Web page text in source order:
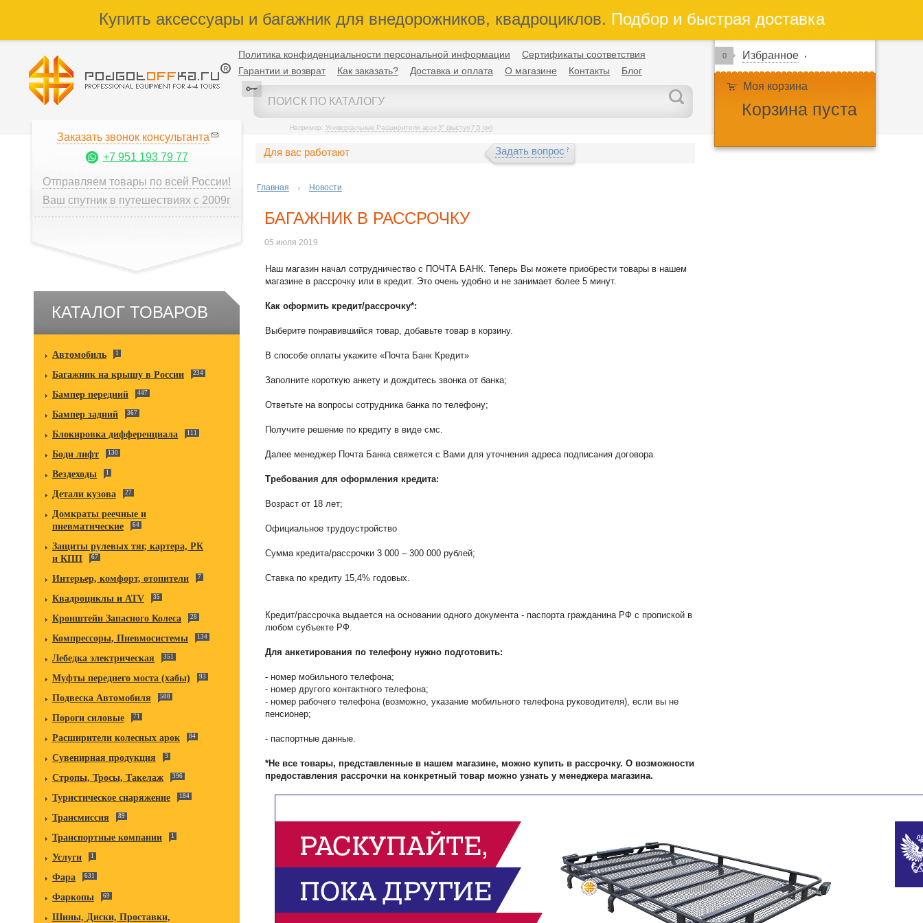
Купить аксессуары и багажник для внедорожников, квадроциклов.Подбор и быстрая доставка
Политика конфиденциальности персональной информации
Сертификаты соответствия
Гарантии и возврат
Как заказать? Доставка и оплата О магазине Контакты Блог
Например: Универсальные Расширители арок 3" (выступ 7,5 см)
0 Избранное
Моя корзина
Корзина пуста
Заказать звонок консультанта
+7 951 193 79 77
Отправляем товары по всей России!
Ваш спутник в путешествиях с 2009г
КАТАЛОГ ТОВАРОВ
Автомобиль 1
Багажник на крышу в России 234
Бампер передний 447
Бампер задний 367
Блокировка дифференциала 111
Боди лифт 130
Вездеходы 1
Детали кузова 27
Домкраты реечные и
пневматические
64
Защиты рулевых тяг, картера, РК
и КПП
67
Интерьер, комфорт, отопители 7
Квадроциклы и ATV 35
Кронштейн Запасного Колеса 28
Компрессоры, Пневмосистемы 134
Лебедка электрическая 351
Муфты переднего моста (хабы) 93
Подвеска Автомобиля 508
Пороги силовые 71
Расширители колесных арок 84
Сувенирная продукция 3
Стропы, Тросы, Такелаж 396
Туристическое снаряжение 184
Трансмиссия 89
Транспортные компании 1
Услуги 1
Фара 631
Фаркопы 69
Шины, Диски, Проставки,
Для вас работают Задать вопрос
Главная Новости
БАГАЖНИК В РАССРОЧКУ
05 июля 2019
Наш магазин начал сотрудничество с ПОЧТА БАНК. Теперь Вы можете приобрести товары в нашем
магазине в рассрочку или в кредит. Это очень удобно и не занимает более 5 минут.
Как оформить кредит/рассрочку*:
Выберите понравившийся товар, добавьте товар в корзину.
В способе оплаты укажите «Почта Банк Кредит»
Заполните короткую анкету и дождитесь звонка от банка;
Ответьте на вопросы сотрудника банка по телефону;
Получите решение по кредиту в виде смс.
Далее менеджер Почта Банка свяжется с Вами для уточнения адреса подписания договора.
Требования для оформления кредита:
Возраст от 18 лет;
Официальное трудоустройство
Сумма кредита/рассрочки 3 000 – 300 000 рублей;
Ставка по кредиту 15,4% годовых.
Кредит/рассрочка выдается на основании одного документа - паспорта гражданина РФ с пропиской в
любом субъекте РФ.
Для анкетирования по телефону нужно подготовить:
- номер мобильного телефона;
- номер другого контактного телефона;
- номер рабочего телефона (возможно, указание мобильного телефона руководителя), если вы не
пенсионер;
- паспортные данные.
*Не все товары, представленные в нашем магазине, можно купить в рассрочку. О возможности
предоставления рассрочки на конкретный товар можно узнать у менеджера магазина.